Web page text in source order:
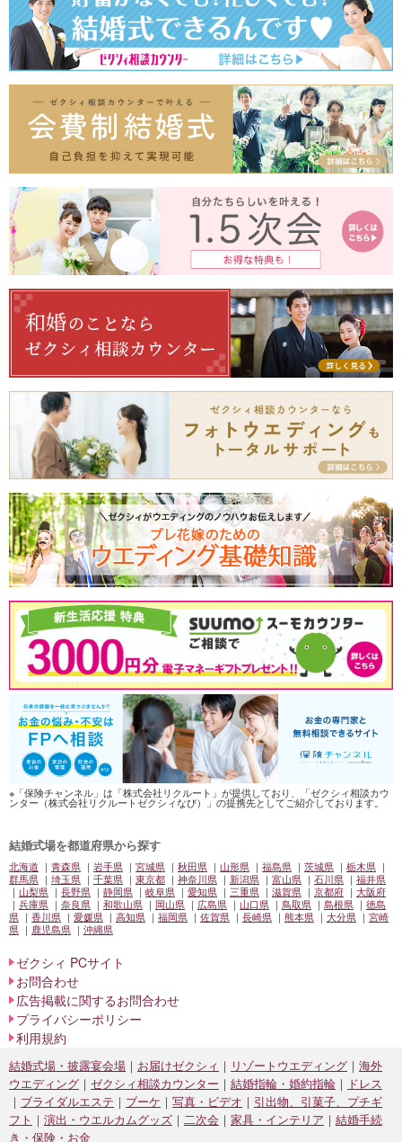
※「保険チャンネル」は「株式会社リクルート」が提供しており、「ゼクシィ相談カウ
ンター（株式会社リクルートゼクシィなび）」の提携先としてご紹介しております。
結婚式場を都道府県から探す
北海道 青森県 岩手県 宮城県 秋田県 山形県 福島県 茨城県
栃木県
群馬県
埼玉県 千葉県 東京都 神奈川県 新潟県 富山県 石川県
福井県
山梨県
長野県 静岡県 岐阜県 愛知県 三重県 滋賀県 京都府
大阪府
兵庫県
奈良県 和歌山県 岡山県 広島県 山口県 鳥取県 島根県
徳島
県
香川県 愛媛県 高知県 福岡県 佐賀県 長崎県 熊本県 大分県
宮崎
県
鹿児島県 沖縄県
ゼクシィ PCサイト
お問合わせ
広告掲載に関するお問合わせ
プライバシーポリシー
利用規約
結婚式場・披露宴会場 お届けゼクシィ リゾートウエディング
海外
ウエディング
ゼクシィ相談カウンター 結婚指輪・婚約指輪
ドレス
ブライダルエステ
ブーケ 写真・ビデオ
引出物、引菓子、プチギ
フト
演出・ウエルカムグッズ 二次会 家具・インテリア
結婚手続
き・保険・お金